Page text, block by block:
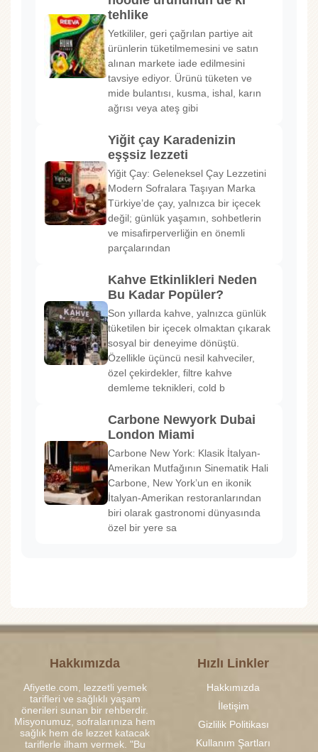
tehlike
Yetkililer, geri çağrılan partiye ait
ürünlerin tüketilmemesini ve satın
alınan markete iade edilmesini
tavsiye ediyor. Ürünü tüketen ve
mide bulantısı, kusma, ishal, karın
ağrısı veya ateş gibi
Yiğit çay Karadenizin
eşşsiz lezzeti
Yiğit Çay: Geleneksel Çay Lezzetini
Modern Sofralara Taşıyan Marka
Türkiye’de çay, yalnızca bir içecek
değil; günlük yaşamın, sohbetlerin
ve misafirperverliğin en önemli
parçalarından
Kahve Etkinlikleri Neden
Bu Kadar Popüler?
Son yıllarda kahve, yalnızca günlük
tüketilen bir içecek olmaktan çıkarak
sosyal bir deneyime dönüştü.
Özellikle üçüncü nesil kahveciler,
özel çekirdekler, filtre kahve
demleme teknikleri, cold b
Carbone Newyork Dubai
London Miami
Carbone New York: Klasik İtalyan-
Amerikan Mutfağının Sinematik Hali
Carbone, New York’un en ikonik
İtalyan-Amerikan restoranlarından
biri olarak gastronomi dünyasında
özel bir yere sa
Hakkımızda
Afiyetle.com, lezzetli yemek
tarifleri ve sağlıklı yaşam
önerileri sunan bir rehberdir.
Misyonumuz, sofralarınıza hem
sağlık hem de lezzet katacak
tariflerle ilham vermek. "Bu
Hızlı Linkler
Hakkımızda
İletişim
Gizlilik Politikası
Kullanım Şartları